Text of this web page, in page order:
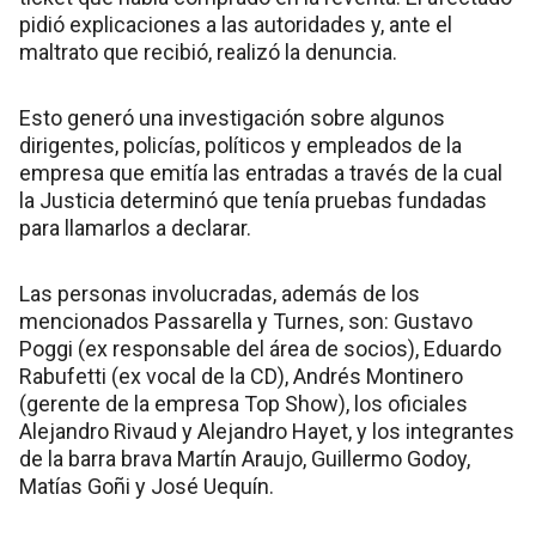
pidió explicaciones a las autoridades y, ante el
maltrato que recibió, realizó la denuncia.
Esto generó una investigación sobre algunos
dirigentes, policías, políticos y empleados de la
empresa que emitía las entradas a través de la cual
la Justicia determinó que tenía pruebas fundadas
para llamarlos a declarar.
Las personas involucradas, además de los
mencionados Passarella y Turnes, son: Gustavo
Poggi (ex responsable del área de socios), Eduardo
Rabufetti (ex vocal de la CD), Andrés Montinero
(gerente de la empresa Top Show), los oficiales
Alejandro Rivaud y Alejandro Hayet, y los integrantes
de la barra brava Martín Araujo, Guillermo Godoy,
Matías Goñi y José Uequín.